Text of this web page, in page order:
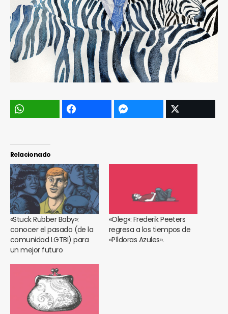
Relacionado
«Stuck Rubber Baby»:
conocer el pasado (de la
comunidad LGTBI) para
un mejor futuro
«Oleg»: Frederik Peeters
regresa a los tiempos de
«Píldoras Azules».